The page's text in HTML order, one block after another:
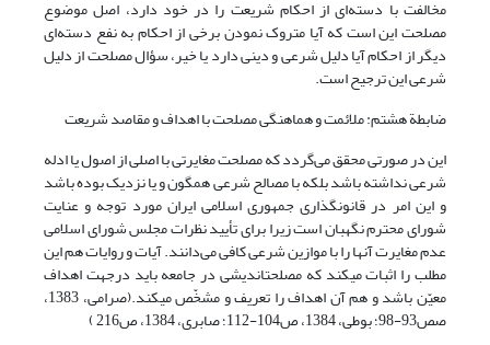
مخالفت با دسته‌ای از احکام شریعت را در خود دارد، اصل موضوع
مصلحت این است که آیا متروک نمودن برخی از احکام به نفع دسته‌ای
دیگر از احکام آیا دلیل شرعی و دینی دارد یا خیر، سؤال مصلحت از دلیل
شرعی این ترجیح است.
ضابطة هشتم: ملائمت و هماهنگی مصلحت با اهداف و مقاصد شریعت
این در صورتی‏ محقق می‌گردد که مصلحت مغایرتی با اصلی از اصول یا ادله
شرعی نداشته باشد بلکه با مصالح شرعی همگون و یا نزدیک بوده باشد
و این امر در قانونگذاری‏ جمهوری اسلامی ایران مورد توجه و عنایت
شورای محترم نگهبان است زیرا برای‏ تأیید نظرات مجلس شورای اسلامی
عدم مغایرت آنها را با موازین شرعی کافی‏ می‌دانند. آیات و روایات هم این
مطلب را اثبات می‏کند که مصلحت‏اندیشی در جامعه باید درجهت اهداف
معیّن باشد و هم آن اهداف را تعریف و مشخّص می‏کند.(صرامی، 1383،
صص93-98؛ بوطی، 1384، ص104-112؛ صابری، 1384، ص216 )